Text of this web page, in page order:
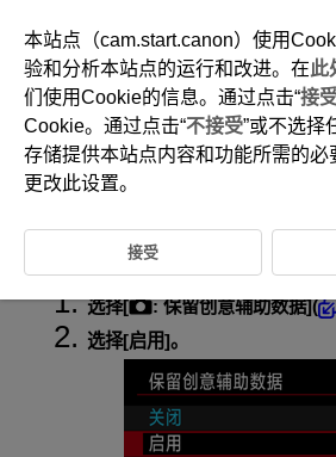
D388-124
保留创意辅助数据
选择[ :保留创意辅助数据](
选择[启用]。
本站点（cam.start.canon）使用
验和分析本站点的运行和改进。在此
们使用Cookie的信息。通过点击“接
Cookie。通过点击“不接受”或不选择
存储提供本站点内容和功能所需的
更改此设置。
接受